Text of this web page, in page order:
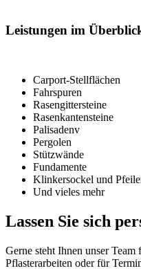
Leistungen im
Carport-Stellflächen
Fahrspuren
Rasengittersteine
Rasenkantensteine
Palisadenv
Pergolen
Stützwände
Fundamente
Klinkersockel und
Und vieles mehr
Lassen Sie sich
Gerne steht Ihnen unser
Pflasterarbeiten oder für